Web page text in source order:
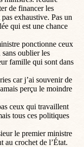
de financer les
exhaustive. Pas un
qui est une chance
ponctionne ceux
oublier les
famille qui sont dans
car j’ai souvenir de
perçu le moindre
ceux qui travaillent
tous ces politiques
le premier ministre
au crochet de l’État.